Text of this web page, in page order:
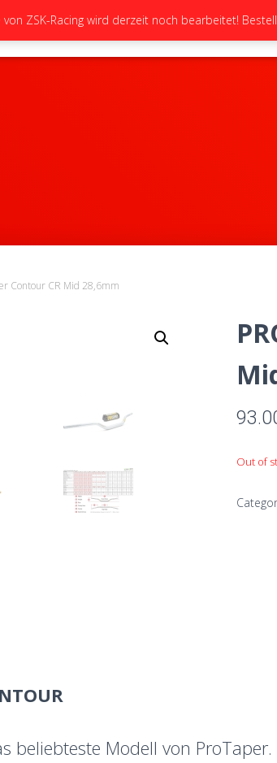
STARTSEITE
Contour CR Mid 28,6mm
Out of
beliebteste Modell von
ZSK-Racing wird derzeit noch bearbeitet!